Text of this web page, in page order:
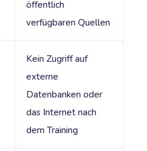
öffentlich
verfügbaren Quellen
Kein Zugriff auf
externe
Datenbanken oder
das Internet nach
dem Training